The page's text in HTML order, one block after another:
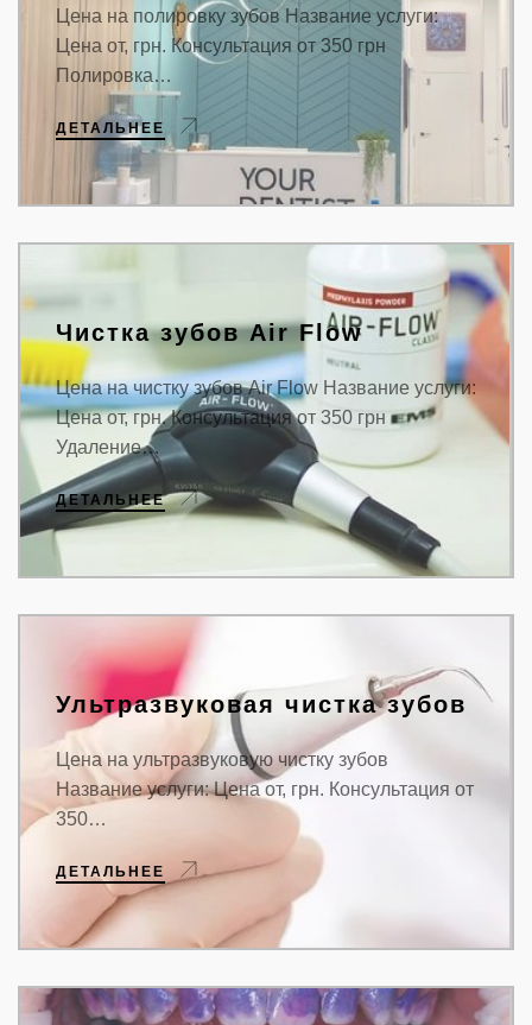
Цена на полировку зубов Название услуги:
Цена от, грн. Консультация от 350 грн
Полировка…
ДЕТАЛЬНЕЕ
Чистка зубов Air Flow
Цена на чистку зубов Air Flow Название услуги:
Цена от, грн. Консультация от 350 грн
Удаление…
ДЕТАЛЬНЕЕ
Ультразвуковая чистка зубов
Цена на ультразвуковую чистку зубов
Название услуги: Цена от, грн. Консультация от
350…
ДЕТАЛЬНЕЕ